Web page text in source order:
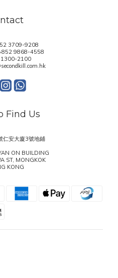
3709-9208
9868-4558
1300-2100
Find Us
仁安大廈3號地鋪
ON BUILDING
ST, MONGKOK
KONG